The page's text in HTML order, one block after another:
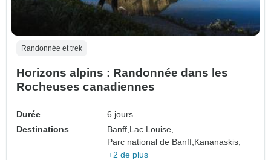
Randonnée et trek
Horizons alpins : Randonnée dans les
Rocheuses canadiennes
Durée
6 jours
Destinations
Banff, Lac Louise,
Parc national de Banff, Kananaskis,
+2 de plus